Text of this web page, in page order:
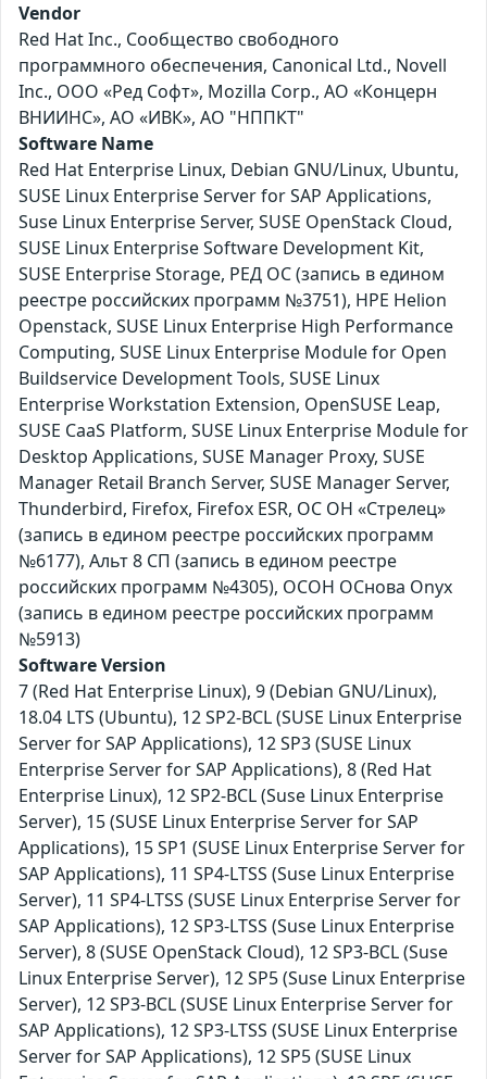
Vendor
Red Hat Inc., Сообщество свободного
программного обеспечения, Canonical Ltd., Novell
Inc., ООО «Ред Софт», Mozilla Corp., АО «Концерн
ВНИИНС», АО «ИВК», АО "НППКТ"
Software Name
Red Hat Enterprise Linux, Debian GNU/Linux, Ubuntu,
SUSE Linux Enterprise Server for SAP Applications,
Suse Linux Enterprise Server, SUSE OpenStack Cloud,
SUSE Linux Enterprise Software Development Kit,
SUSE Enterprise Storage, РЕД ОС (запись в едином
реестре российских программ №3751), HPE Helion
Openstack, SUSE Linux Enterprise High Performance
Computing, SUSE Linux Enterprise Module for Open
Buildservice Development Tools, SUSE Linux
Enterprise Workstation Extension, OpenSUSE Leap,
SUSE CaaS Platform, SUSE Linux Enterprise Module for
Desktop Applications, SUSE Manager Proxy, SUSE
Manager Retail Branch Server, SUSE Manager Server,
Thunderbird, Firefox, Firefox ESR, ОС ОН «Стрелец»
(запись в едином реестре российских программ
№6177), Альт 8 СП (запись в едином реестре
российских программ №4305), ОСОН ОСнова Оnyx
(запись в едином реестре российских программ
№5913)
Software Version
7 (Red Hat Enterprise Linux), 9 (Debian GNU/Linux),
18.04 LTS (Ubuntu), 12 SP2-BCL (SUSE Linux Enterprise
Server for SAP Applications), 12 SP3 (SUSE Linux
Enterprise Server for SAP Applications), 8 (Red Hat
Enterprise Linux), 12 SP2-BCL (Suse Linux Enterprise
Server), 15 (SUSE Linux Enterprise Server for SAP
Applications), 15 SP1 (SUSE Linux Enterprise Server for
SAP Applications), 11 SP4-LTSS (Suse Linux Enterprise
Server), 11 SP4-LTSS (SUSE Linux Enterprise Server for
SAP Applications), 12 SP3-LTSS (Suse Linux Enterprise
Server), 8 (SUSE OpenStack Cloud), 12 SP3-BCL (Suse
Linux Enterprise Server), 12 SP5 (Suse Linux Enterprise
Server), 12 SP3-BCL (SUSE Linux Enterprise Server for
SAP Applications), 12 SP3-LTSS (SUSE Linux Enterprise
Server for SAP Applications), 12 SP5 (SUSE Linux